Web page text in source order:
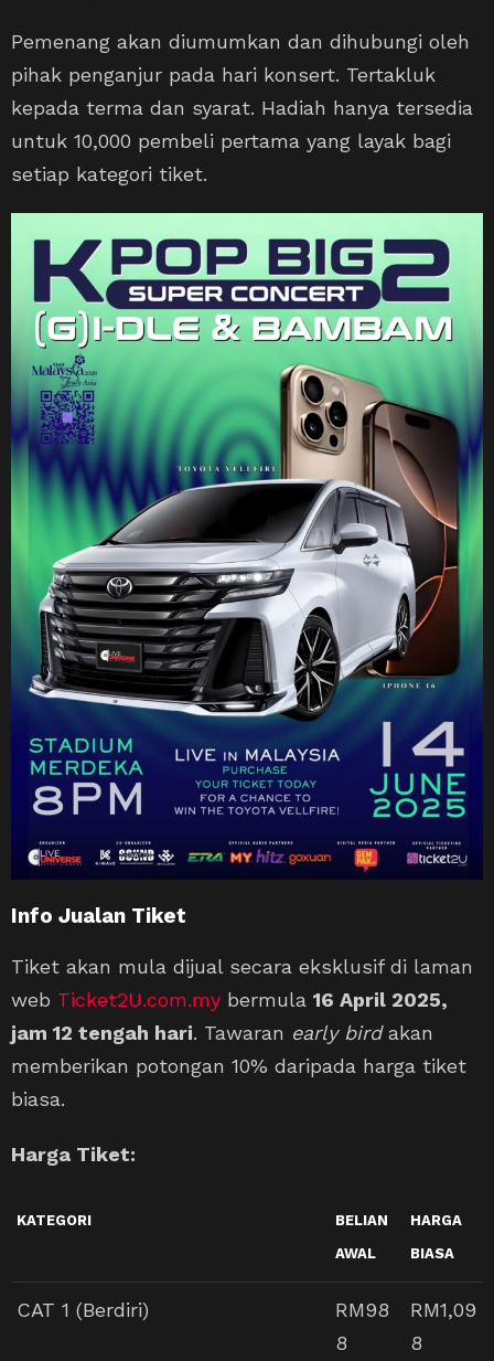
Pemenang akan diumumkan dan dihubungi oleh
pihak penganjur pada hari konsert. Tertakluk
kepada terma dan syarat. Hadiah hanya tersedia
untuk 10,000 pembeli pertama yang layak bagi
setiap kategori tiket.
Info Jualan Tiket
Tiket akan mula dijual secara eksklusif di laman
web Ticket2U.com.my bermula 16 April 2025,
jam 12 tengah hari. Tawaran early birdakan
memberikan potongan 10% daripada harga tiket
biasa.
Harga Tiket:
KATEGORI
BELIAN
AWAL
HARGA
BIASA
CAT 1 (Berdiri)
RM98
8
RM1,09
8